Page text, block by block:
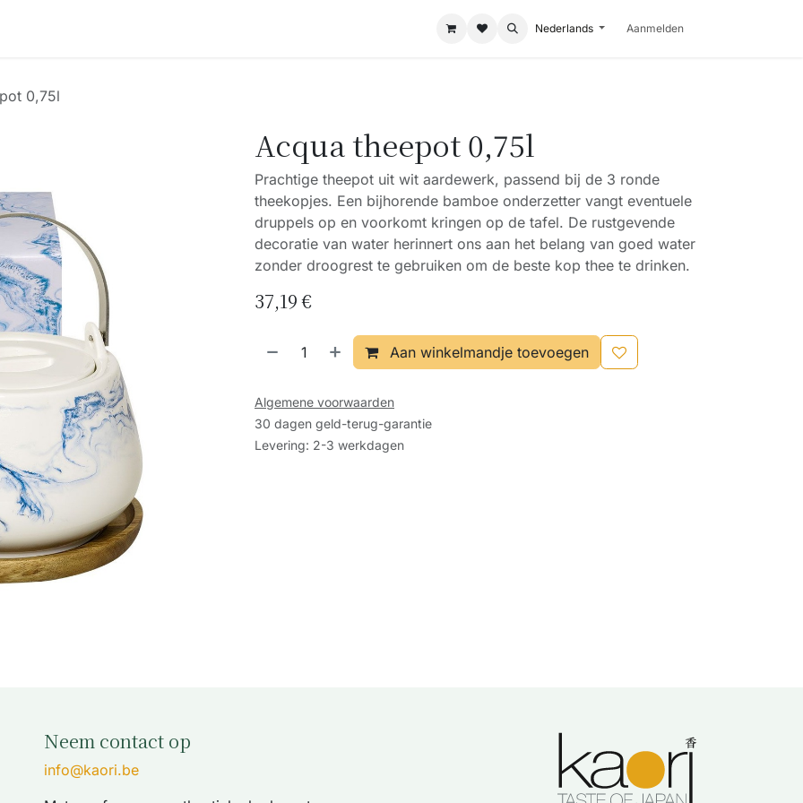
Nederlands Aanmelden
0,75l
Acqua theepot 0,75l
Prachtige theepot uit wit aardewerk, passend bij de 3 ronde
theekopjes. Een bijhorende bamboe onderzetter vangt eventuele
druppels op en voorkomt kringen op de tafel. De rustgevende
decoratie van water herinnert ons aan het belang van goed water
zonder droogrest te gebruiken om de beste kop thee te drinken.
37,19€
Aan winkelmandje toevoegen
Algemene voorwaarden
30 dagen geld-terug-garantie
Levering: 2-3 werkdagen
Neem contact op
info@kaori.be